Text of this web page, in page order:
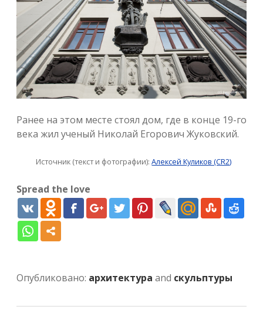
Ранее на этом месте стоял дом, где в конце 19-го
века жил ученый Николай Егорович Жуковский.
Источник (текст и фотографии):Алексей Куликов (CR2)
Spread the love
Опубликовано: архитектура and скульптуры